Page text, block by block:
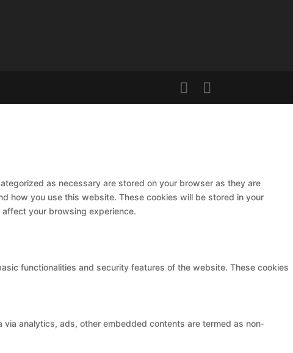
as necessary are stored on your browser as they are
how you use this website. These cookies will be stored in your
your browsing experience.
functionalities and security features of the website. These cookies
analytics, ads, other embedded contents are termed as non-